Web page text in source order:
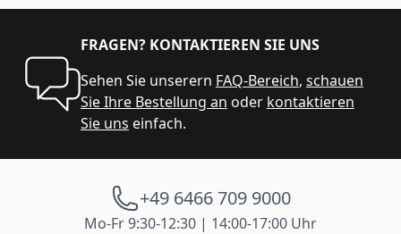
FRAGEN? KONTAKTIEREN SIE UNS
Sehen Sie unserern FAQ-Bereich, schauen
Sie Ihre Bestellung an oder kontaktieren
Sie uns einfach.
+49 6466 709 9000
Mo-Fr 9:30-12:30 | 14:00-17:00 Uhr